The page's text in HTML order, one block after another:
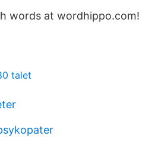
words at wordhippo.com!
talet